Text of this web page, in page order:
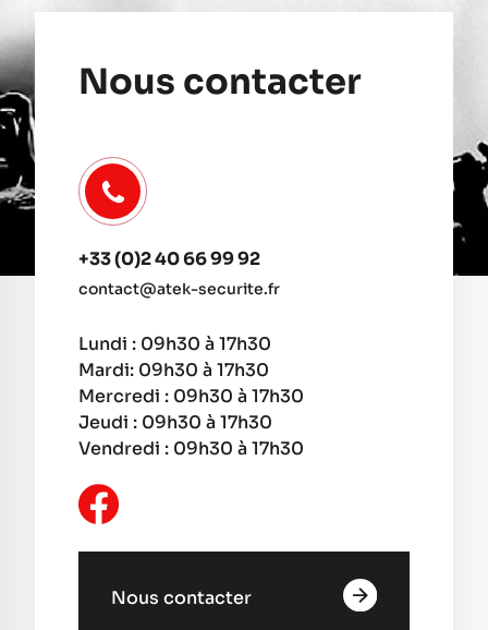
Nous contacter
+33 (0)2 40 66 99 92
contact@atek-securite.fr
Lundi : 09h30 à 17h30
Mardi: 09h30 à 17h30
Mercredi : 09h30 à 17h30
Jeudi : 09h30 à 17h30
Vendredi : 09h30 à 17h30
Nous contacter